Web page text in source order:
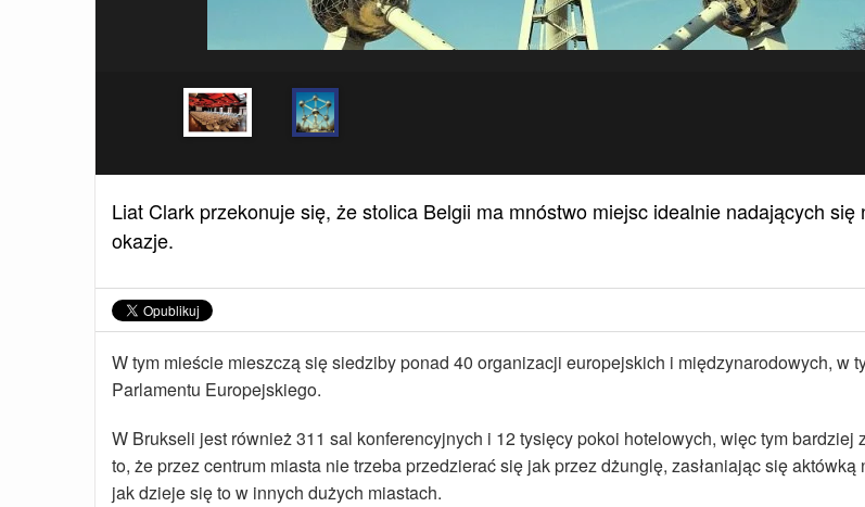
Liat Clark przekonuje się, że stolica Belgii ma mnóstwo miejsc idealnie nadających się
okazje.
W tym mieście mieszczą się siedziby ponad 40 organizacji europejskich i międzynarodowych, w
Parlamentu Europejskiego.
W Brukseli jest również 311 sal konferencyjnych i 12 tysięcy pokoi hotelowych, więc tym bardziej
to, że przez centrum miasta nie trzeba przedzierać się jak przez dżunglę, zasłaniając się aktówką
jak dzieje się to w innych dużych miastach.